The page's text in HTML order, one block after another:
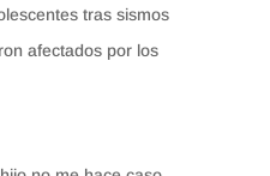
tras sismos
afectados por los